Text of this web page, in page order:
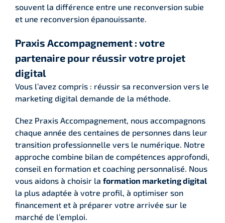
souvent la différence entre une reconversion subie
et une reconversion épanouissante.
Praxis Accompagnement : votre
partenaire pour réussir votre projet
digital
Vous l’avez compris : réussir sa reconversion vers le
marketing digital demande de la méthode.
Chez Praxis Accompagnement, nous accompagnons
chaque année des centaines de personnes dans leur
transition professionnelle vers le numérique. Notre
approche combine bilan de compétences approfondi,
conseil en formation et coaching personnalisé. Nous
vous aidons à choisir la formation marketing digital
la plus adaptée à votre profil, à optimiser son
financement et à préparer votre arrivée sur le
marché de l’emploi.